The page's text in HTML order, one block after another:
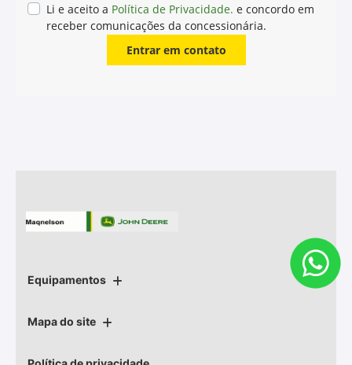
Li e aceito a Política de Privacidade. e concordo em
receber comunicações da concessionária.
Entrar em contato
Equipamentos
Mapa do site